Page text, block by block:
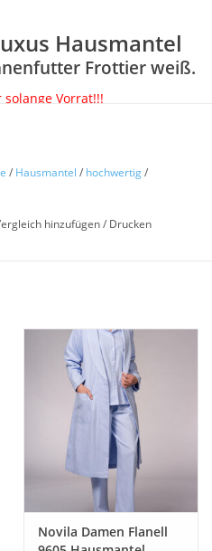
Hausmantel
Frottier weiß.
Vorrat!!!
Stoffe ! (Auch als pasender
Sonja 8145 Innenfutter
Hautschmeichler, weich
für höchste Ansprüche.
/ Hausmantel / hochwertig/
hinzufügen/ Drucken
Novila Damen Flanell